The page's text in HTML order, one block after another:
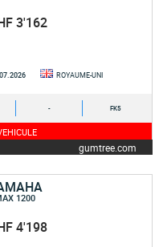
3'162
ROYAUME-UNI
- FK5
gumtree.com
1200
4'198